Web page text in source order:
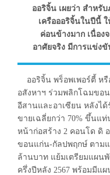
ออริจิ้น เผยว่า สำหรั
เครือออริจิ้นในปีนี้
ค่อนข้างมาก เนื่อง
อาศัยจริง มีการแข่ง
ออริจิ้น พร็อพเพอร์ตี้ หรื
อสังหาฯ ร่วมพลิกโฉมขอ
อีสานและอาเซียน หลังไ
ขายเฉลี่ยกว่า 70% ขึ้นแ
หน้าก่อสร้าง 2 คอนโด ดิ
ขอนแก่น-กัลปพฤกษ์ ตามแ
ล้านบาท แย้มเตรียมแผน
ครึ่งปีหลัง 2567 พร้อมมีแ